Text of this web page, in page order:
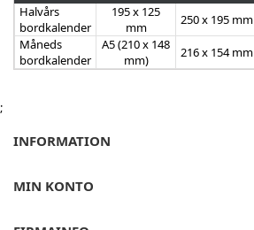
Halvårs
bordkalender
195 x 125
mm
250 x 195 mm
Måneds
bordkalender
A5 (210 x 148
mm)
216 x 154 mm
;
INFORMATION
MIN KONTO